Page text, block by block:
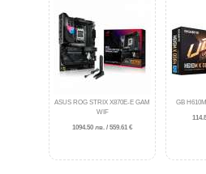
ASUS ROG STRIX X870E-E GAM
WIF
1094.50 лв. / 559.61 €
GB